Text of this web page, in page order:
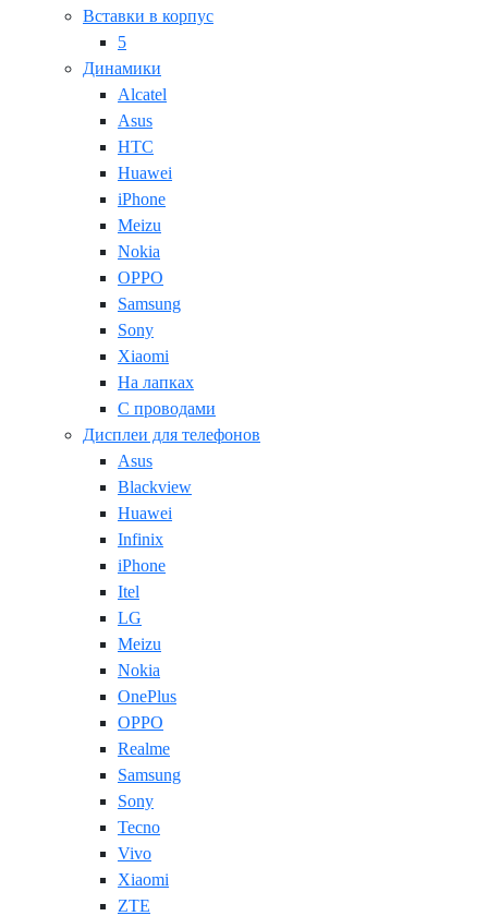
Вставки в корпус
5
Динамики
Alcatel
Asus
HTC
Huawei
iPhone
Meizu
Nokia
OPPO
Samsung
Sony
Xiaomi
На лапках
С проводами
Дисплеи для телефонов
Asus
Blackview
Huawei
Infinix
iPhone
Itel
LG
Meizu
Nokia
OnePlus
OPPO
Realme
Samsung
Sony
Tecno
Vivo
Xiaomi
ZTE